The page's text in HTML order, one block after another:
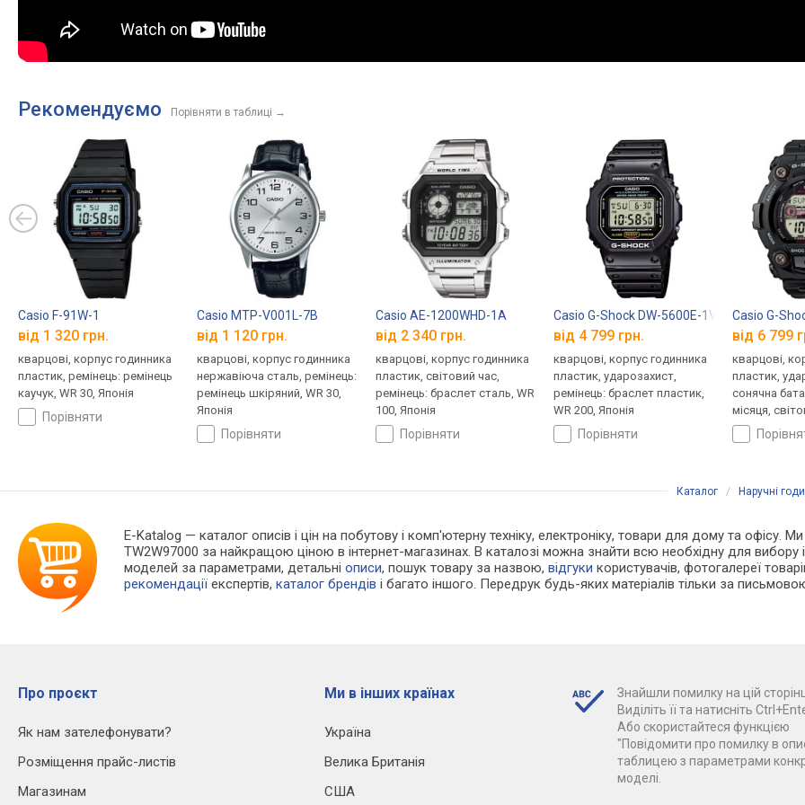
Рекомендуємо Порівняти в таблиці →
Casio F-91W-1
від 1 320 грн.
кварцові, корпус годинника
пластик, ремінець: ремінець
каучук, WR 30, Японія
порівняти
Casio MTP-V001L-7B
від 1 120 грн.
кварцові, корпус годинника
нержавіюча сталь, ремінець:
ремінець шкіряний, WR 30,
Японія
порівняти
Casio AE-1200WHD-1A
від 2 340 грн.
кварцові, корпус годинника
пластик, світовий час,
ремінець: браслет сталь, WR
100, Японія
порівняти
Casio G-Shock DW-5600E-1V
від 4 799 грн.
кварцові, корпус годинника
пластик, ударозахист,
ремінець: браслет пластик,
WR 200, Японія
порівняти
Casio G-
від 6 799
кварцові,
пластик,
сонячна
місяця,
ремінець:
WR 200,
Каталог / Наручні
E-Katalog — каталог описів і цін на побутову і комп'ютерну техніку, електроніку, товари для дому та офісу.
TW2W97000 за найкращою ціною в інтернет-магазинах. В каталозі можна знайти всю необхідну для
моделей за параметрами, детальніописи, пошук товару за назвою,відгуки користувачів, фотогалереї
рекомендації експертів,каталог брендів і багато іншого. Передрук будь-яких матеріалів тільки за
Про проєкт
Як нам зателефонувати?
Розміщення прайс-листів
Магазинам
Ми в інших країнах
Україна
Велика Британія
США
Знайшли помилку на цій
Виділіть її та натисніть
Або скористайтеся функцією
"Повідомити про помилку в
таблицею з параметрами
моделі.